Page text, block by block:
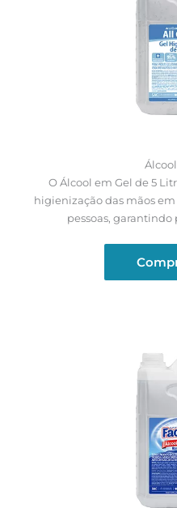
O Álcool em Gel de 5
higienização das mãos
pessoas,